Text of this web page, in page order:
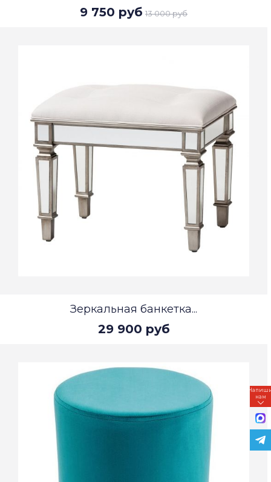
9 750 руб 13 000 руб
Зеркальная банкетка...
29 900 руб
нам